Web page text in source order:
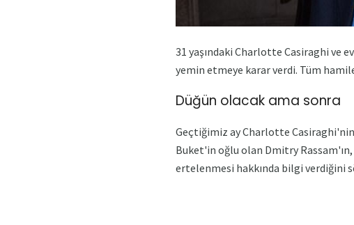
31 yaşındaki Charlotte Casiraghi ve
yemin etmeye karar verdi. Tüm
Düğün olacak ama sonra
Geçtiğimiz ay Charlotte
Buket'in oğlu olan Dmitry
ertelenmesi hakkında bilgi verdiğini